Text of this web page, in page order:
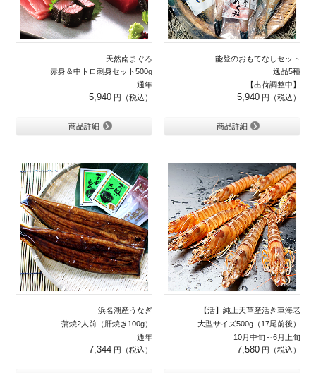
天然南まぐろ
赤身＆中トロ刺身セット500g
通年
5,940
商品詳細
能登のおもてなしセット
逸品5種
【出荷調整中】
5,940
商品詳細
浜名湖産うなぎ
蒲焼2人前（肝焼き100g）
通年
7,344
【活】純上天草産活き車海老
大型サイズ500g（17尾前後）
10月中旬～6月上旬
7,580